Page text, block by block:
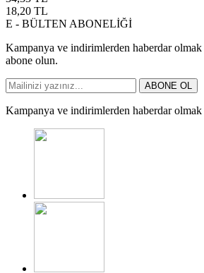
18,20 TL
E - BÜLTEN ABONELİĞİ
Kampanya ve indirimlerden haberdar
abone olun.
ABONE OL
Kampanya ve indirimlerden haberdar